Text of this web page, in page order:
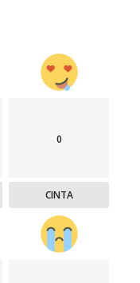
0
CINTA